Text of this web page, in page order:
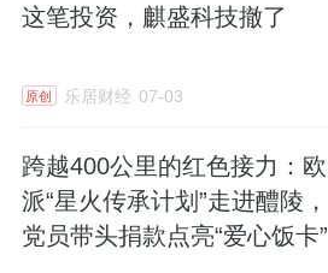
这笔投资，麒盛科技撤了
原创 乐居财经 07-03
跨越400公里的红色接力：欧
派“星火传承计划”走进醴陵，
党员带头捐款点亮“爱心饭卡”